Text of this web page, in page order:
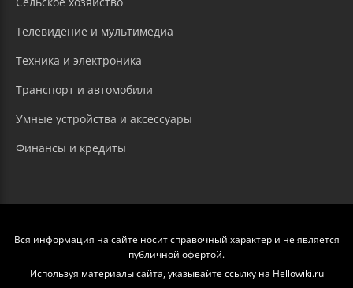
Телевидение и мультимедиа
Техника и электроника
Транспорт и автомобили
Умные устройства и аксессуары
Финансы и кредиты
Вся информация на сайте носит справочный характер и не является
публичной офертой.
Используя материалы сайта, указывайте ссылку на Hellowiki.ru